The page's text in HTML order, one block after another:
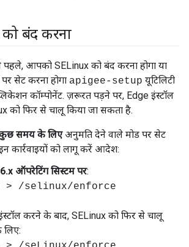
को बंद करना
पहले, आपको SELinux को बंद करना होगा या
सेट करना होगा apigee-setup यूटिलिटी
कॉम्पोनेंट. ज़रूरत पड़ने पर, Edge इंस्टॉल
को फिर से चालू किया जा सकता है.
समय के लिएअनुमति देने वाले मोड पर सेट
कार्रवाइयों को लागू करें आदेश:
ऑपरेटिंग सिस्टम पर:
> /selinux/enforce
करने के बाद, SELinux को फिर से चालू